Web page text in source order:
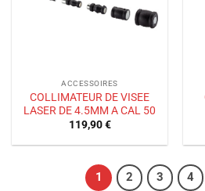
ACCESSOIRES
COLLIMATEUR DE VISEE
LASER DE 4.5MM A CAL 50
119,90€
1 2 3 4